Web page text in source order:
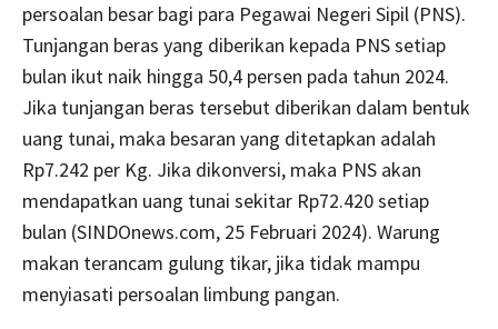
persoalan besar bagi para Pegawai Negeri Sipil (PNS).
Tunjangan beras yang diberikan kepada PNS setiap
bulan ikut naik hingga 50,4 persen pada tahun 2024.
Jika tunjangan beras tersebut diberikan dalam bentuk
uang tunai, maka besaran yang ditetapkan adalah
Rp7.242 per Kg. Jika dikonversi, maka PNS akan
mendapatkan uang tunai sekitar Rp72.420 setiap
bulan (SINDOnews.com, 25 Februari 2024). Warung
makan terancam gulung tikar, jika tidak mampu
menyiasati persoalan limbung pangan.